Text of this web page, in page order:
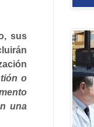
sus
o
una